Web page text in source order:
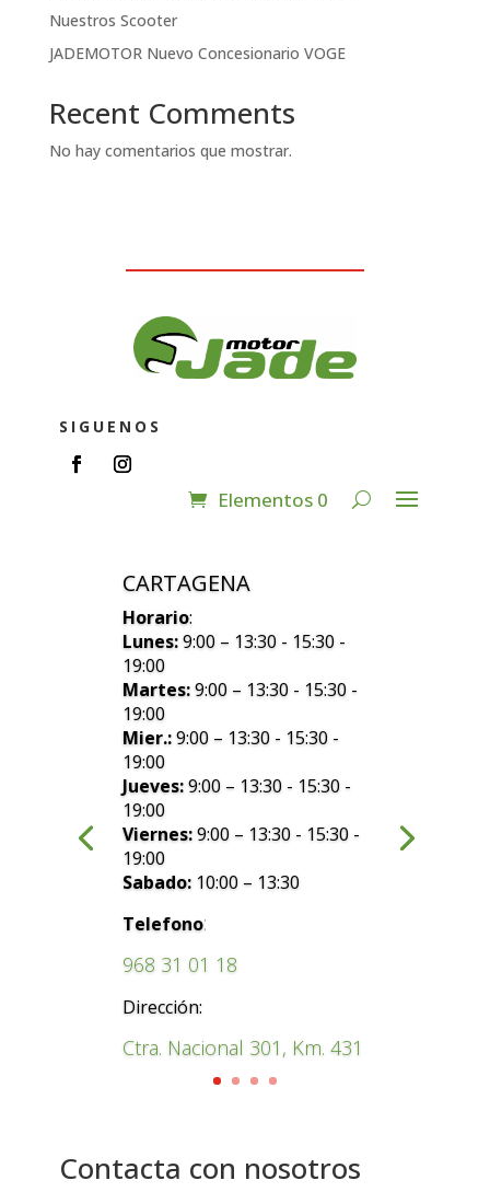
Nuestros Scooter
JADEMOTOR Nuevo Concesionario VOGE
Recent Comments
No hay comentarios que mostrar.
SIGUENOS
Elementos 0
CARTAGENA
Horario:
Lunes:9:00 – 13:30 - 15:30 -
19:00
Martes:9:00 – 13:30 - 15:30 -
19:00
Mier.:9:00 – 13:30 - 15:30 -
19:00
Jueves:9:00 – 13:30 - 15:30 -
19:00
Viernes:9:00 – 13:30 - 15:30 -
19:00
Sabado: 10:00 – 13:30
Telefono:
968 31 01 18
Dirección:
Ctra. Nacional 301, Km. 431
Contacta con nosotros